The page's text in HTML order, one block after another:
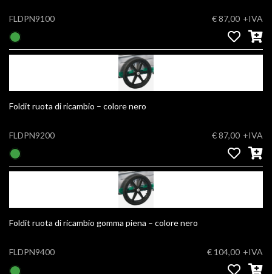
FLDPN9100 € 87,00 +IVA
Foldit ruota di ricambio – colore nero
FLDPN9200 € 87,00 +IVA
Foldit ruota di ricambio gomma piena – colore nero
FLDPN9400 € 104,00 +IVA